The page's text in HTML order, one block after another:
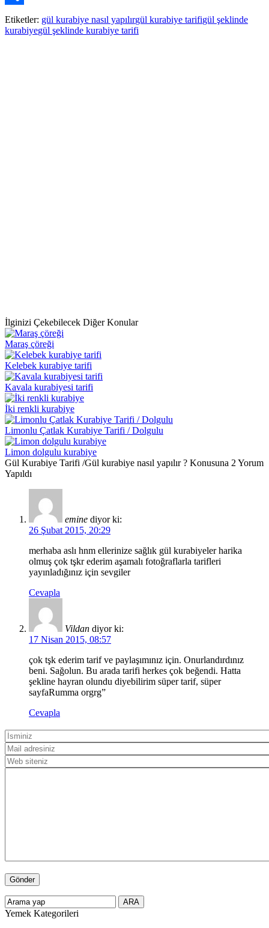
Paylaş
Etiketler: gül kurabiye nasıl yapılırgül kurabiye tarifigül şeklinde
kurabiyegül şeklinde kurabiye tarifi
İlginizi Çekebilecek Diğer Konular
Maraş çöreği
Kelebek kurabiye tarifi
Kavala kurabiyesi tarifi
İki renkli kurabiye
Limonlu Çatlak Kurabiye Tarifi / Dolgulu
Limon dolgulu kurabiye
Gül Kurabiye Tarifi /Gül kurabiye nasıl yapılır ? Konusuna 2 Yorum
Yapıldı
emine diyor ki:
26 Şubat 2015, 20:29
merhaba aslı hnm ellerinize sağlık gül kurabiyeler harika
olmuş çok tşkr ederim aşamalı fotoğraflarla tarifleri
yayınladığınız için sevgiler
Cevapla
Vildan diyor ki:
17 Nisan 2015, 08:57
çok tşk ederim tarif ve paylaşımınız için. Onurlandırdınız
beni. Sağolun. Bu arada tarifi herkes çok beğendi. Hatta
şekline hayran olundu diyebilirim süper tarif, süper
sayfaRumma orgrg”
Cevapla
Yemek Kategorileri